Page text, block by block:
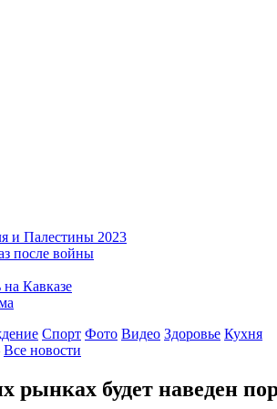
и Палестины 2023
после войны
на Кавказе
Спорт Фото Видео Здоровье Кухня
Все новости
рынках будет наведен